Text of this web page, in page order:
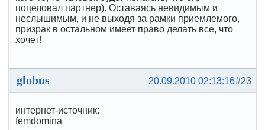
поцеловал партнер). Оставаясь невидимым и
неслышимым, и не выходя за рамки приемлемого,
призрак в остальном имеет право делать все, что
хочет!
#23
20.09.2010 02:13:16
globus
интернет-источник:
femdomina